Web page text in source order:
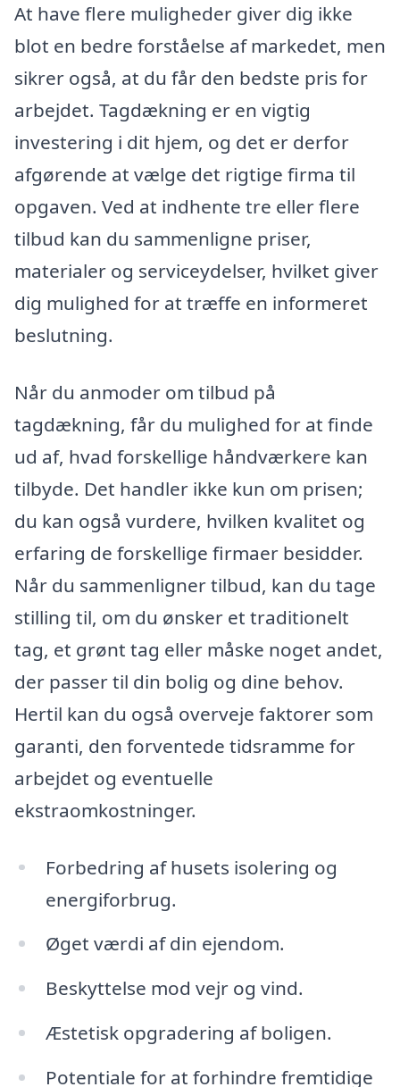
At have flere muligheder giver dig ikke
blot en bedre forståelse af markedet, men
sikrer også, at du får den bedste pris for
arbejdet. Tagdækning er en vigtig
investering i dit hjem, og det er derfor
afgørende at vælge det rigtige firma til
opgaven. Ved at indhente tre eller flere
tilbud kan du sammenligne priser,
materialer og serviceydelser, hvilket giver
dig mulighed for at træffe en informeret
beslutning.
Når du anmoder om tilbud på
tagdækning, får du mulighed for at finde
ud af, hvad forskellige håndværkere kan
tilbyde. Det handler ikke kun om prisen;
du kan også vurdere, hvilken kvalitet og
erfaring de forskellige firmaer besidder.
Når du sammenligner tilbud, kan du tage
stilling til, om du ønsker et traditionelt
tag, et grønt tag eller måske noget andet,
der passer til din bolig og dine behov.
Hertil kan du også overveje faktorer som
garanti, den forventede tidsramme for
arbejdet og eventuelle
ekstraomkostninger.
Forbedring af husets isolering og
energiforbrug.
Øget værdi af din ejendom.
Beskyttelse mod vejr og vind.
Æstetisk opgradering af boligen.
Potentiale for at forhindre fremtidige